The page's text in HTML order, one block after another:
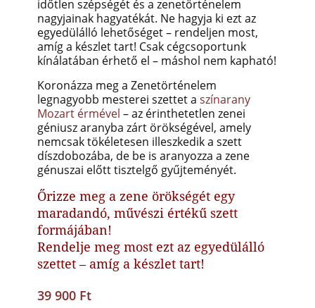
időtlen szépségét és a zenetörténelem
nagyjainak hagyatékát. Ne hagyja ki ezt az
egyedülálló lehetőséget – rendeljen most,
amíg a készlet tart! Csak cégcsoportunk
kínálatában érhető el – máshol nem kapható!
Koronázza meg a Zenetörténelem
legnagyobb mesterei szettet a színarany
Mozart érmével – az érinthetetlen zenei
géniusz aranyba zárt örökségével, amely
nemcsak tökéletesen illeszkedik a szett
díszdobozába, de be is aranyozza a zene
génuszai előtt tisztelgő gyűjteményét.
Őrizze meg a zene örökségét egy
maradandó, művészi értékű szett
formájában!
Rendelje meg most ezt az egyedülálló
szettet – amíg a készlet tart!
39 900 Ft